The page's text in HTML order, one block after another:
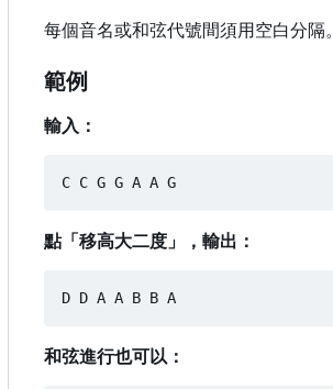
每個音名或和弦代號間須用空白分隔。
範例
輸入：
點「移高大二度」，輸出：
和弦進行也可以：